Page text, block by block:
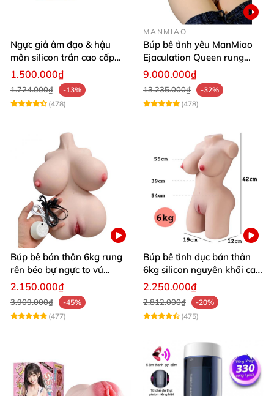
Ngực giả âm đạo & hậu
môn silicon trần cao cấp
mềm mịn - Man
Mastuebator 3kg
1.500.000₫
1.724.000₫
-13%
(478)
MANMIAO
Búp bê tình yêu ManMiao
Ejaculation Queen rung
cảm biến sưởi ấm phun
nước thông minh
9.000.000₫
13.235.000₫
-32%
(478)
Búp bê bán thân 6kg rung
rên béo bự ngực to vú
khủng siêu múp
2.150.000₫
3.909.000₫
-45%
(477)
Búp bê tình dục bán thân
6kg silicon nguyên khối cao
cấp giá rẻ
2.250.000₫
2.812.000₫
-20%
(475)